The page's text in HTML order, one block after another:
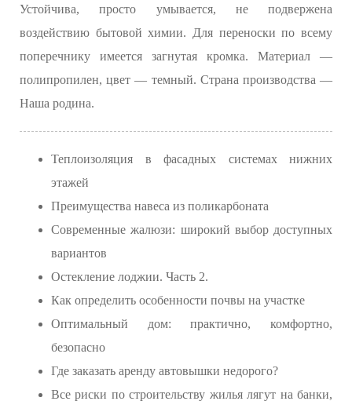
Устойчива, просто умывается, не подвержена
воздействию бытовой химии. Для переноски по всему
поперечнику имеется загнутая кромка. Материал —
полипропилен, цвет — темный. Страна производства —
Наша родина.
Теплоизоляция в фасадных системах нижних
этажей
Преимущества навеса из поликарбоната
Современные жалюзи: широкий выбор доступных
вариантов
Остекление лоджии. Часть 2.
Как определить особенности почвы на участке
Оптимальный дом: практично, комфортно,
безопасно
Где заказать аренду автовышки недорого?
Все риски по строительству жилья лягут на банки,